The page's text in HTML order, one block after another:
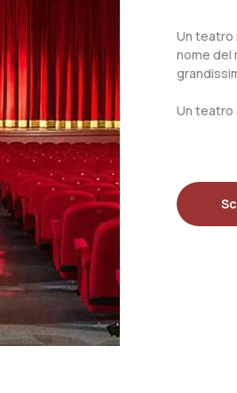
Un teatro
nome del
Un teatro